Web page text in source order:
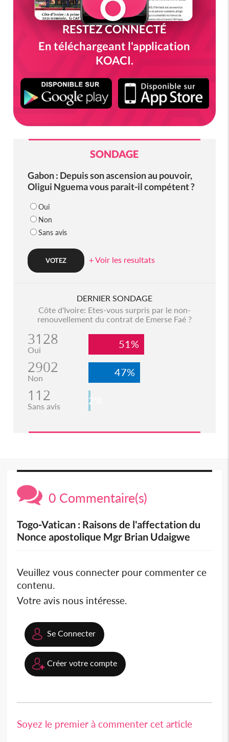
RESTEZ CONNECTÉ
En téléchargeant l'application
KOACI.
SONDAGE
Gabon : Depuis son ascension au pouvoir,
Oligui Nguema vous parait-il compétent ?
Oui
Non
Sans avis
+ Voir les resultats
DERNIER SONDAGE
Côte d'Ivoire: Etes-vous surpris par le non-
renouvellement du contrat de Emerse Faé ?
3128
Oui 51%
2902
Non 47%
112
Sans avis 2%
0 Commentaire(s)
Togo-Vatican : Raisons de l'affectation du
Nonce apostolique Mgr Brian Udaigwe
Veuillez vous connecter pour commenter ce
contenu.
Votre avis nous intéresse.
Se Connecter
Créer votre compte
Soyez le premier à commenter cet article